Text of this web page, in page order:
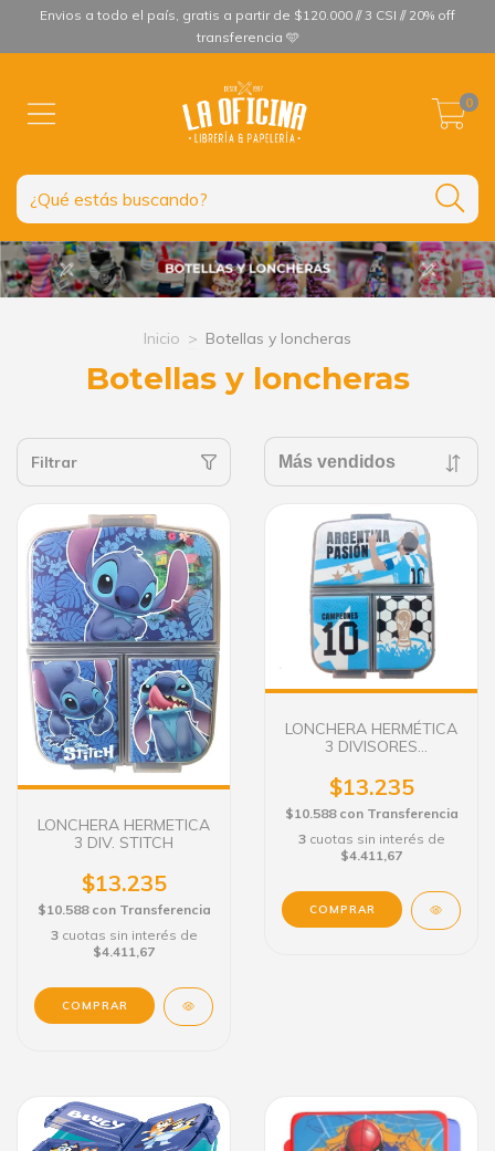
Envios a todo el país, gratis a partir de $120.000 // 3 CSI // 20% off
transferencia 🩵
0
Inicio > Botellas y loncheras
Botellas y loncheras
Filtrar
LONCHERA HERMETICA
3 DIV. STITCH
$13.235
$10.588 con Transferencia
3 cuotas sin interés de
$4.411,67
LONCHERA HERMÉTICA
3 DIVISORES
$13.235
$10.588 con Transferencia
3 cuotas sin interés de
$4.411,67